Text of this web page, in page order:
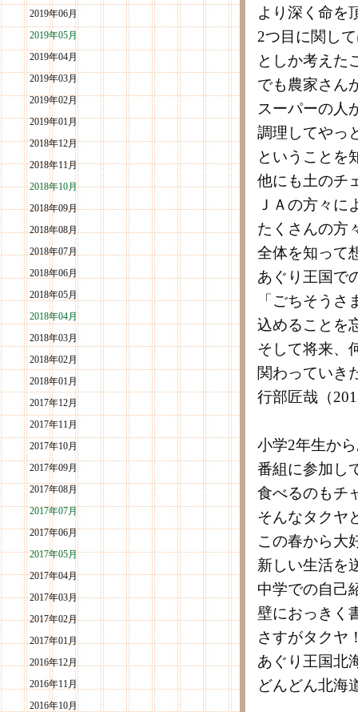
2019年06月
2019年05月
2019年04月
2019年03月
2019年02月
2019年01月
2018年12月
2018年11月
2018年10月
2018年09月
2018年08月
2018年07月
2018年06月
2018年05月
2018年04月
2018年03月
2018年02月
2018年01月
2017年12月
2017年11月
2017年10月
2017年09月
2017年08月
2017年07月
2017年06月
2017年05月
2017年04月
2017年03月
2017年02月
2017年01月
2016年12月
2016年11月
2016年10月
より深く命を
2つ目に関し
としか考えた
でも農家さん
スーパーの人
調理してやっ
ということを
他にも土のチ
ＪＡの方々に
たくさんの方
全体を知って
あぐり王国で
「ごちそう
込めることを
そして将来、
関わっていき
行部匠哉（
小学2年生か
番組に参加し
食べるのもチ
そんなタクヤ
この春から大
新しい生活を
中学での自己
壁におっきく
さすがタクヤ
あぐり王国北
どんどん北海